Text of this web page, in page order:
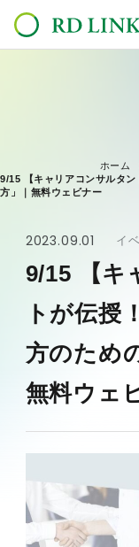
ホーム
9/15 【キャリアコンサルタ
方」｜無料ウェビナー
2023.09.01 イ
9/15 【キ
トが伝授
方のため
無料ウェ